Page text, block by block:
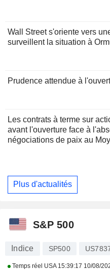
Wall Street s'oriente vers
surveillent la situation à
Prudence attendue à
Les contrats à terme sur
avant l'ouverture face à
négociations de paix au
Plus d'actualités
S&P 500
Indice SP500
Temps réel USA 15:39:17 10/08/